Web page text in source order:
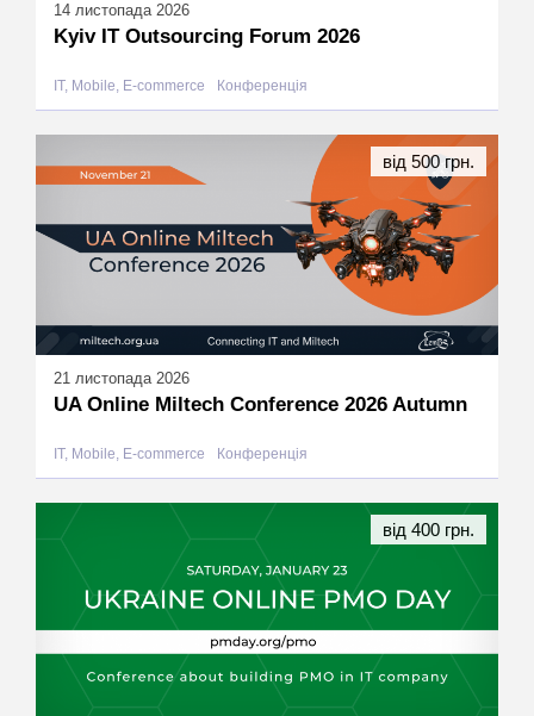
14 листопада 2026
Kyiv IT Outsourcing Forum 2026
IT, Mobile, E-commerce Конференція
21 листопада 2026
UA Online Miltech Conference 2026 Autumn
IT, Mobile, E-commerce Конференція
від 500 грн.
від 400 грн.